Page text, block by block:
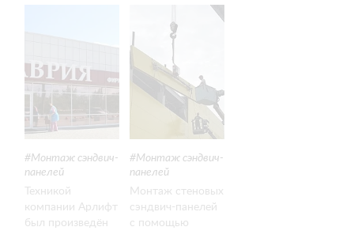
макета для «РМК-
Арены» на Урале.
СЭНДВИЧ-
ПАНЕЛЕЙ В
ЧЕЛЯБИНСКЕ
Монтаж сэндвич-
панелей
Техникой
компании Арлифт
был произведён
СТРОИТЕЛЬСТВО
ГИПЕРМАРКЕТА
ЛЕНТА
Монтаж сэндвич-
панелей
Монтаж стеновых
сэндвич-панелей
с помощью